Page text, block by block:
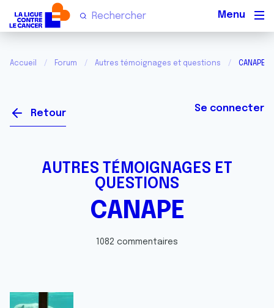
Accueil Forum Autres témoignages et questions CANAPE
Retour Se connecter
AUTRES TÉMOIGNAGES ET
QUESTIONS
CANAPE
1082 commentaires